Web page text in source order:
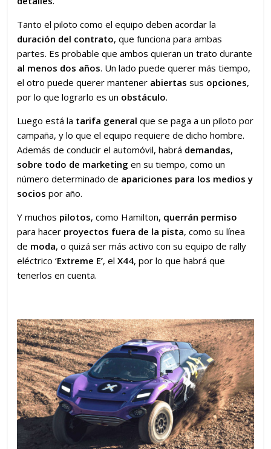
Tanto el piloto como el equipo deben acordar la
duración del contrato, que funciona para ambas
partes. Es probable que ambos quieran un trato durante
al menos dos años. Un lado puede querer más tiempo,
el otro puede querer mantener abiertas sus opciones,
por lo que lograrlo es un obstáculo.
Luego está la tarifa general que se paga a un piloto por
campaña, y lo que el equipo requiere de dicho hombre.
Además de conducir el automóvil, habrá demandas,
sobre todo de marketingen su tiempo, como un
número determinado de apariciones para los medios y
socios por año.
Y muchos pilotos, como Hamilton, querrán permiso
para hacer proyectos fuera de la pista, como su línea
de moda, o quizá ser más activo con su equipo de rally
eléctrico ‘Extreme E’, elX44, por lo que habrá que
tenerlos en cuenta.